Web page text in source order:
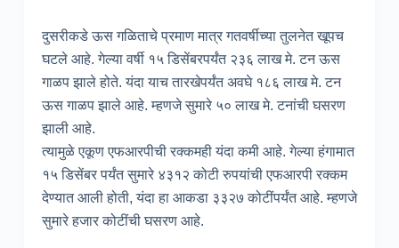
दुसरीकडे ऊस गळिताचे प्रमाण मात्र गतवर्षीच्या तुलनेत खूपच
घटले आहे. गेल्या वर्षी १५ डिसेंबरपर्यंत २३६ लाख मे. टन ऊस
गाळप झाले होते. यंदा याच तारखेपर्यंत अवघे १८६ लाख मे. टन
ऊस गाळप झाले आहे. म्हणजे सुमारे ५० लाख मे. टनांची घसरण
झाली आहे.
त्यामुळे एकूण एफआरपीची रक्कमही यंदा कमी आहे. गेल्या हंगामात
१५ डिसेंबर पर्यंत सुमारे ४३१२ कोटी रुपयांची एफआरपी रक्कम
देण्यात आली होती, यंदा हा आकडा ३३२७ कोटींपर्यंत आहे. म्हणजे
सुमारे हजार कोटींची घसरण आहे.